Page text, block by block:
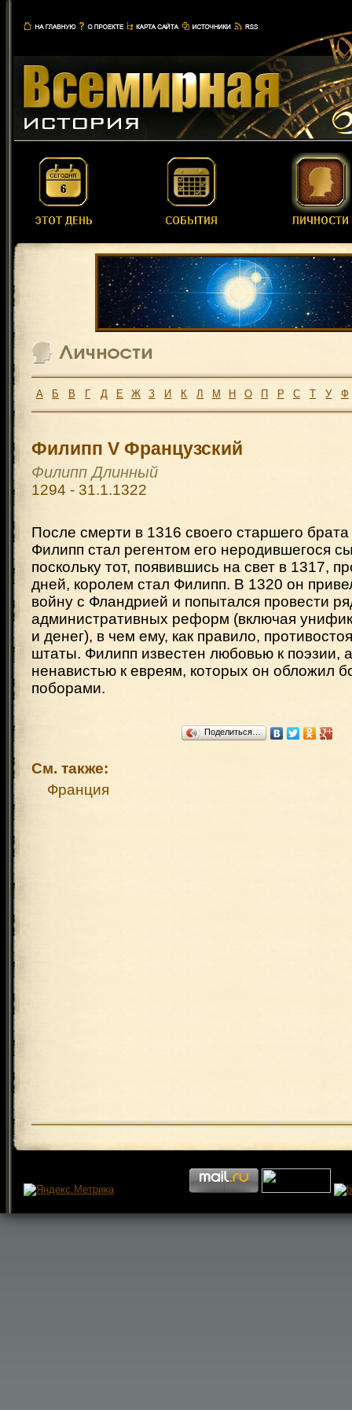
А Б В Г Д Е Ж З И К Л М Н О П Р С Т У Ф
Филипп V Французский
Филипп Длинный
1294 - 31.1.1322
После смерти в 1316 своего старшего
Филипп стал регентом его неродившегося
поскольку тот, появившись на свет в 1317,
дней, королем стал Филипп. В 1320 он
войну с Фландрией и попытался провести
административных реформ (включая
и денег), в чем ему, как правило,
штаты. Филипп известен любовью к поэзии,
ненавистью к евреям, которых он обложил
поборами.
Поделиться…
См. также:
Франция